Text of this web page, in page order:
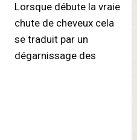
Lorsque débute la vraie
chute de cheveux cela
se traduit par un
dégarnissage des